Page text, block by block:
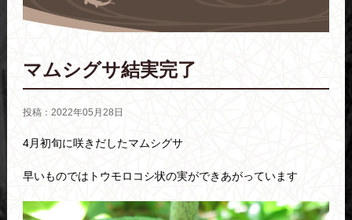
マムシグサ結実完了
投稿：2022年05月28日
4月初旬に咲きだしたマムシグサ
早いものではトウモロコシ状の実ができあがっています